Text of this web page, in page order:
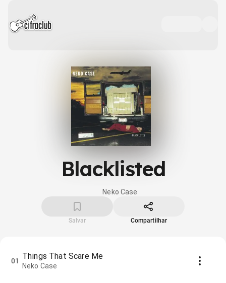
Blacklisted
Neko Case
Salvar Compartilhar
01 Things That Scare Me
Neko Case